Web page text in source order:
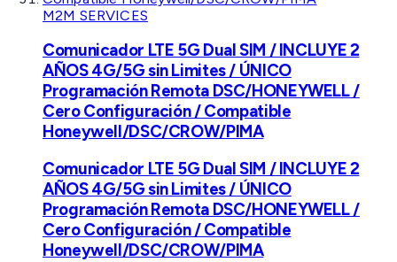
M2M SERVICES
Comunicador LTE 5G Dual SIM / INCLUYE 2
AÑOS 4G/5G sin Limites / ÚNICO
Programación Remota DSC/HONEYWELL /
Cero Configuración / Compatible
Honeywell/DSC/CROW/PIMA
Comunicador LTE 5G Dual SIM / INCLUYE 2
AÑOS 4G/5G sin Limites / ÚNICO
Programación Remota DSC/HONEYWELL /
Cero Configuración / Compatible
Honeywell/DSC/CROW/PIMA